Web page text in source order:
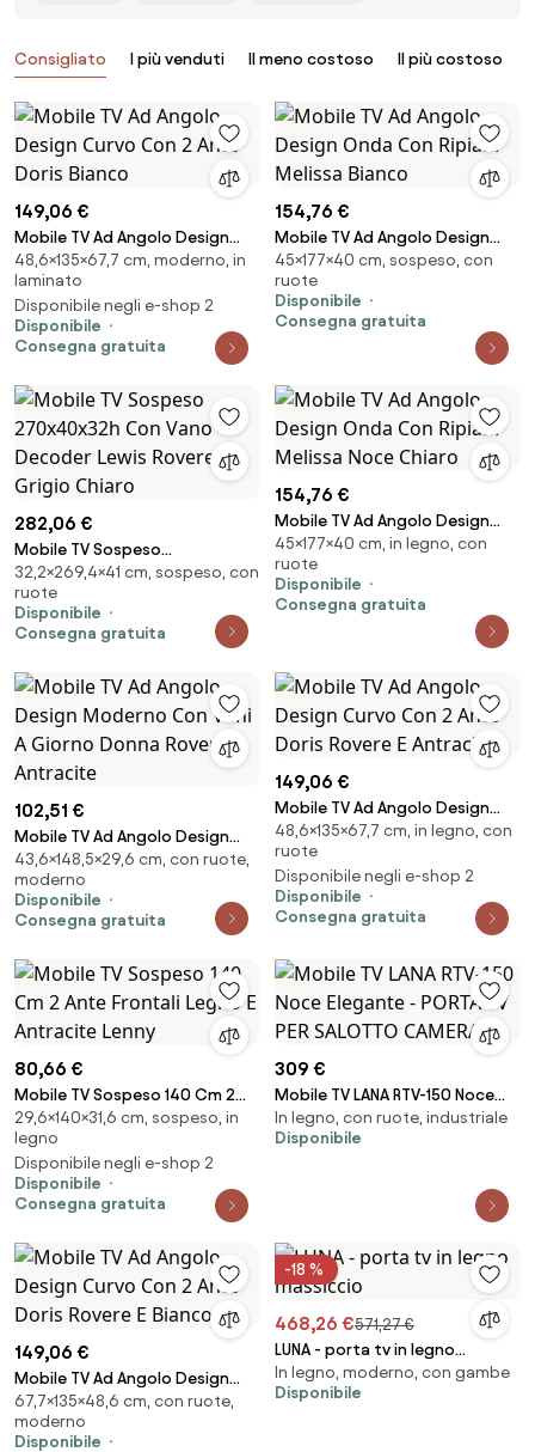
Prodotti
Consigliato I più venduti Il meno costoso Il più costoso
149,06 €
Mobile TV Ad Angolo Design
Curvo Con 2 Ante Doris Bianco
48,6×135×67,7 cm, moderno, in
laminato
Disponibile negli e-shop 2
Disponibile
Consegna gratuita
154,76 €
Mobile TV Ad Angolo Design
Onda Con Ripiani Melissa
Bianco
45×177×40 cm, sospeso, con
ruote
Disponibile
Consegna gratuita
282,06 €
Mobile TV Sospeso
270x40x32h Con Vano
Decoder Lewis Rovere E Grigio
Chiaro
32,2×269,4×41 cm, sospeso, con
ruote
Disponibile
Consegna gratuita
154,76 €
Mobile TV Ad Angolo Design
Onda Con Ripiani Melissa Noce
Chiaro
45×177×40 cm, in legno, con
ruote
Disponibile
Consegna gratuita
102,51 €
Mobile TV Ad Angolo Design
Moderno Con Vani A Giorno
Donna Rovere E Antracite
43,6×148,5×29,6 cm, con ruote,
moderno
Disponibile
Consegna gratuita
149,06 €
Mobile TV Ad Angolo Design
Curvo Con 2 Ante Doris Rovere
E Antracite
48,6×135×67,7 cm, in legno, con
ruote
Disponibile negli e-shop 2
Disponibile
Consegna gratuita
80,66 €
Mobile TV Sospeso 140 Cm 2
Ante Frontali Legno E Antracite
Lenny
29,6×140×31,6 cm, sospeso, in
legno
Disponibile negli e-shop 2
Disponibile
Consegna gratuita
309 €
Mobile TV LANA RTV-150 Noce
Elegante - PORTA TV PER
SALOTTO CAMERA
In legno, con ruote, industriale
Disponibile
149,06 €
Mobile TV Ad Angolo Design
Curvo Con 2 Ante Doris Rovere
E Bianco
67,7×135×48,6 cm, con ruote,
moderno
Disponibile
-18 %
468,26 €571,27 €
LUNA - porta tv in legno
massiccio
In legno, moderno, con gambe
Disponibile